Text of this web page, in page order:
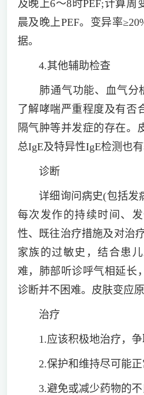
及晚上6～8时PEF;计算周
晨及晚上PEF。变异率
据。
4.其他辅助检查
肺通气功能、血气分
了解哮喘严重程度及有否
隔气肿等并发症的存在。
总IgE及特异性IgE检测也有
诊断
详细询问病史(包括发病
每次发作的持续时间、
性、既往治疗措施及对治
家族的过敏史，结合患
难，肺部听诊呼气相延长
诊断并不困难。皮肤变应
治疗
1.应该积极地治疗，争
2.保护和维持尽可能正
3.避免或减少药物的不